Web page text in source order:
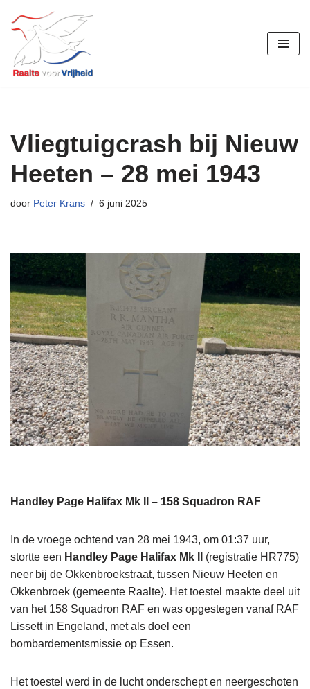
Ga
naar
de
Vliegtuigcrash bij Nieuw
Heeten – 28 mei 1943
door Peter Krans 6 juni 2025
Handley Page Halifax Mk II – 158 Squadron RAF
In de vroege ochtend van 28 mei 1943, om 01:37 uur,
stortte een Handley Page Halifax Mk II
(registratie HR775)
neer bij de Okkenbroekstraat, tussen Nieuw Heeten en
Okkenbroek (gemeente Raalte). Het toestel maakte deel uit
van het 158 Squadron RAF en was opgestegen vanaf RAF
Lissett in Engeland, met als doel een
bombardementsmissie op Essen.
Het toestel werd in de lucht onderschept en neergeschoten